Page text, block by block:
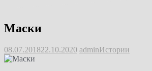
Маски
08.07.201822.10.2020 adminИстории